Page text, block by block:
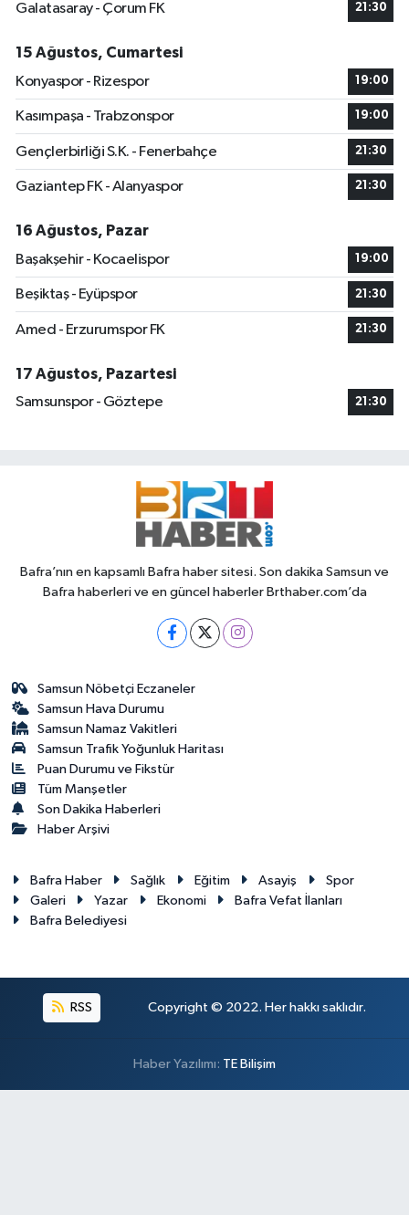
Galatasaray - Çorum FK
21:30
15 Ağustos, Cumartesi
Konyaspor - Rizespor
19:00
Kasımpaşa - Trabzonspor 19:00
Gençlerbirliği S.K. - Fenerbahçe 21:30
Gaziantep FK - Alanyaspor 21:30
16 Ağustos, Pazar
Başakşehir - Kocaelispor
19:00
Beşiktaş - Eyüpspor 21:30
Amed - Erzurumspor FK 21:30
17 Ağustos, Pazartesi
Samsunspor - Göztepe
21:30
Bafra’nın en kapsamlı Bafra haber sitesi. Son dakika Samsun ve
Bafra haberleri ve en güncel haberler Brthaber.com’da
Samsun Nöbetçi Eczaneler
Samsun Hava Durumu
Samsun Namaz Vakitleri
Samsun Trafik Yoğunluk Haritası
Puan Durumu ve Fikstür
Tüm Manşetler
Son Dakika Haberleri
Haber Arşivi
Bafra Haber Sağlık Eğitim Asayiş
Spor
Galeri
Yazar Ekonomi
Bafra Vefat İlanları
Bafra Belediyesi
RSS Copyright © 2022. Her hakkı saklıdır.
Haber Yazılımı: TE Bilişim